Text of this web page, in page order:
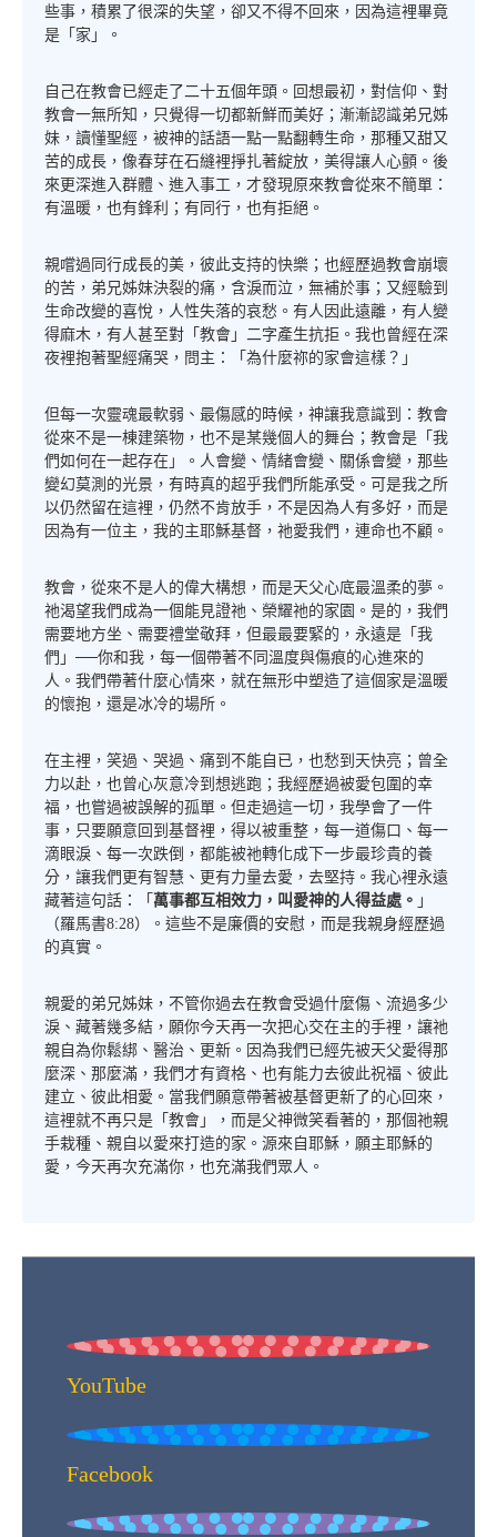
些事，積累了很深的失望，卻又不得不回來，因為這裡畢竟
是「家」。
自己在教會已經走了二十五個年頭。回想最初，對信仰、對
教會一無所知，只覺得一切都新鮮而美好；漸漸認識弟兄姊
妹，讀懂聖經，被神的話語一點一點翻轉生命，那種又甜又
苦的成長，像春芽在石縫裡掙扎著綻放，美得讓人心顫。後
來更深進入群體、進入事工，才發現原來教會從來不簡單：
有溫暖，也有鋒利；有同行，也有拒絕。
親嚐過同行成長的美，彼此支持的快樂；也經歷過教會崩壞
的苦，弟兄姊妹決裂的痛，含淚而泣，無補於事；又經驗到
生命改變的喜悅，人性失落的哀愁。有人因此遠離，有人變
得麻木，有人甚至對「教會」二字產生抗拒。我也曾經在深
夜裡抱著聖經痛哭，問主：「為什麼祢的家會這樣？」
但每一次靈魂最軟弱、最傷感的時候，神讓我意識到：教會
從來不是一棟建築物，也不是某幾個人的舞台；教會是「我
們如何在一起存在」。人會變、情緒會變、關係會變，那些
變幻莫測的光景，有時真的超乎我們所能承受。可是我之所
以仍然留在這裡，仍然不肯放手，不是因為人有多好，而是
因為有一位主，我的主耶穌基督，祂愛我們，連命也不顧。
教會，從來不是人的偉大構想，而是天父心底最溫柔的夢。
祂渴望我們成為一個能見證祂、榮耀祂的家園。是的，我們
需要地方坐、需要禮堂敬拜，但最最要緊的，永遠是「我
們」──你和我，每一個帶著不同溫度與傷痕的心進來的
人。我們帶著什麼心情來，就在無形中塑造了這個家是溫暖
的懷抱，還是冰冷的場所。
在主裡，笑過、哭過、痛到不能自已，也愁到天快亮；曾全
力以赴，也曾心灰意冷到想逃跑；我經歷過被愛包圍的幸
福，也嘗過被誤解的孤單。但走過這一切，我學會了一件
事，只要願意回到基督裡，得以被重整，每一道傷口、每一
滴眼淚、每一次跌倒，都能被祂轉化成下一步最珍貴的養
分，讓我們更有智慧、更有力量去愛，去堅持。我心裡永遠
藏著這句話：「 萬事都互相效力，叫愛神的人得益處。 」
（羅馬書8:28）。這些不是廉價的安慰，而是我親身經歷過
的真實。
親愛的弟兄姊妹，不管你過去在教會受過什麼傷、流過多少
淚、藏著幾多結，願你今天再一次把心交在主的手裡，讓祂
親自為你鬆綁、醫治、更新。因為我們已經先被天父愛得那
麼深、那麼滿，我們才有資格、也有能力去彼此祝福、彼此
建立、彼此相愛。當我們願意帶著被基督更新了的心回來，
這裡就不再只是「教會」，而是父神微笑看著的，那個祂親
手栽種、親自以愛來打造的家。源來自耶穌，願主耶穌的
愛，今天再次充滿你，也充滿我們眾人。
YouTube
Facebook